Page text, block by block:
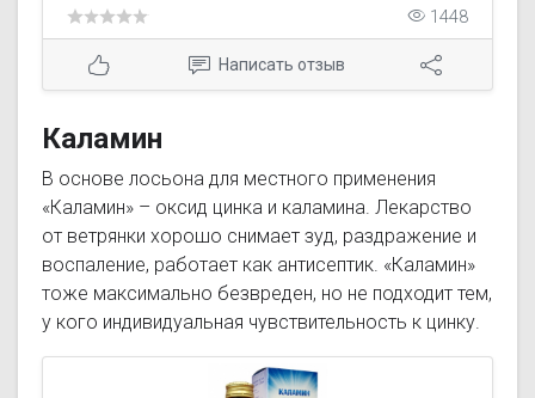
трофические язвы, ожоги, пролежни.
1448
Написать отзыв
Каламин
В основе лосьона для местного применения
«Каламин» – оксид цинка и каламина. Лекарство
от ветрянки хорошо снимает зуд, раздражение и
воспаление, работает как антисептик. «Каламин»
тоже максимально безвреден, но не подходит тем,
у кого индивидуальная чувствительность к цинку.